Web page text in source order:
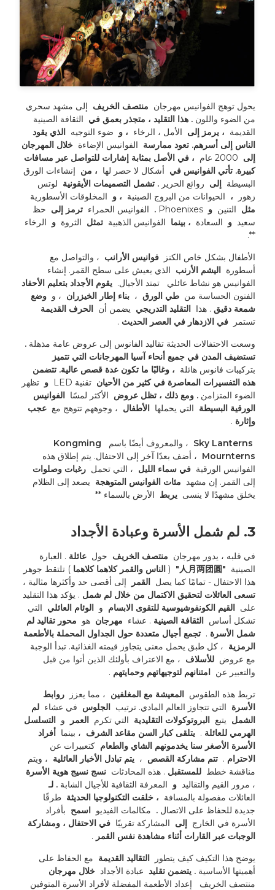
يحول توهج الفوانيس مهرجان منتصف الخريف
من الضوء واللون . هذا التقليد ، متجذر بعمق في
القديمة ، يرمز إلى الأمل ، الرخاء ، و ضوء التوجيه
الناس إلى أسرهم. تعود ممارسة الفوانيس الإضاءة
إلى
كبيرة. تأتي الفوانيس في أشكال لا حصر لها ، من
البسيطة إلى روائع الحرير . تشمل التصميمات الأيقونية
زهور
، الحيوانات من البروج الصينية ، و المخلوقات الأسطورية
مثل التنين و Phoenixes
. الفوانيس الحمراء ترمز إلى
سعيد و السعادة ، بينما الفوانيس الذهبية تمثل الثروة و
**.
الأطفال بشكل خاص الكنز
فوانيس الأرانب
أسطورة اليشم الأرنب
الفوانيس هو نشاط عائلي
تمتد الأجيال. يقوم الأجداد بتعليم الأحفاد
الفنون الحساسة من طي الورق ، بناء إطار الخيزران ، و
شمعة دقيق . هذا التقليد التدريجي يضمن أن الحرف القديمة
تستمر
في الازدهار في العصر الحديث .
وسعت الاحتفالات الحديثة تقاليد الفانوس إلى عروض عامة مذهلة
تستضيف المدن في جميع أنحاء آسيا المهرجانات التي تتميز
بتركيبات فانوس هائلة
هذه التفسيرات المعاصرة في كثير من الأحيان تقنية LED و
الضوء المتزامن . ومع ذلك ، تظل عروض الأكثر لمسًا
الورقية البسيطة التي يحملها الأطفال ، وجوههم تتوهج مع
وإثارة .
، والمعروف أيضًا باسم
Kongming
Mournterns
الفوانيس الورقية في سماء الليل ، التي تحمل رغبات وصلوات
إلى القمر. إن مشهد مئات الفوانيس المتوهجة
يخلق مشهدًا لا ينسى يربط الأرض بالسماء **
3. لم شمل الأسرة وعبادة الأجداد
في قلبه ، يدور مهرجان منتصف الخريف حول عائلة
الصينية "人月两团圆"
( الناس والقمر كلاهما كلاهما
هذا الاحتفال - تمامًا كما يصل القمر
إلى أقصى حد وأكثرها مثالية ،
تسعى العائلات لتحقيق الاكتمال من خلال لم شمل
على القيم الكونفوشيوسية للتقوى الابسام و الوئام العائلي
تشكل أساس الثقافة الصينية . عشاء مهرجان هو
شمل الأسرة .
الرمزية
مع عروض للأسلاف
والتعبير عن امتنانهم لتوجيهاتهم وحمايتهم .
تربط هذه الطقوس المعيشة مع المغلفين ، مما يعزز
الأسرة التي تتجاوز العالم المادي. ترتيب الجلوس في عشاء
الشمل يتبع البروتوكولات التقليدية التي تكرم العمر و
الهرمي للعائلة . يتلقى كبار السن مقاعد الشرف ، بينما
الأسرة الأصغر سنا يخدمونهم الشاي والطعام كتعبيرات عن
الاحترام . تتم مشاركة القصص ، يتم تبادل الأخبار العائلية
مناقشة خطط للمستقبل . هذه المحادثات نسج نسيج هوية الأسرة
، مرور القيم والتقاليد و المعرفة الثقافية للأجيال الشابة . لـ
العائلات مفصولة بالمسافة ، خلقت التكنولوجيا الحديثة
جديدة للحفاظ على الاتصال . مكالمات الفيديو اسمح
الأسرة في الخارج إلى المشاركة تقريبًا
الوجبات عبر القارات أثناء مشاهدة نفس القمر .
يوضح هذا التكيف كيف يتطور
التقاليد القديمة
أهميتها الأساسية . يتضمن تقليد عبادة الأجداد خلال مهرجان
منتصف الخريف
إعداد الأطعمة المفضلة لأفراد الأسرة المتوفين